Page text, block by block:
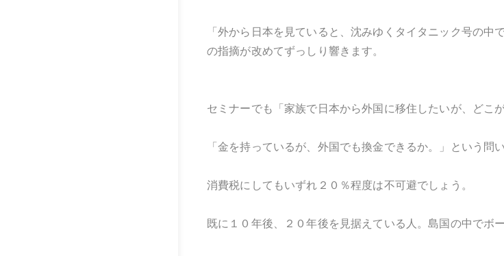
「外から日本を見ていると、沈みゆくタイタニック号の
の指摘が改めてずっしり響きます。
セミナーでも「家族で日本から外国に移住したいが、どこ
「金を持っているが、外国でも換金できるか。」という問
消費税にしてもいずれ２０％程度は不可避でしょう。
既に１０年後、２０年後を見据えている人。島国の中でボ